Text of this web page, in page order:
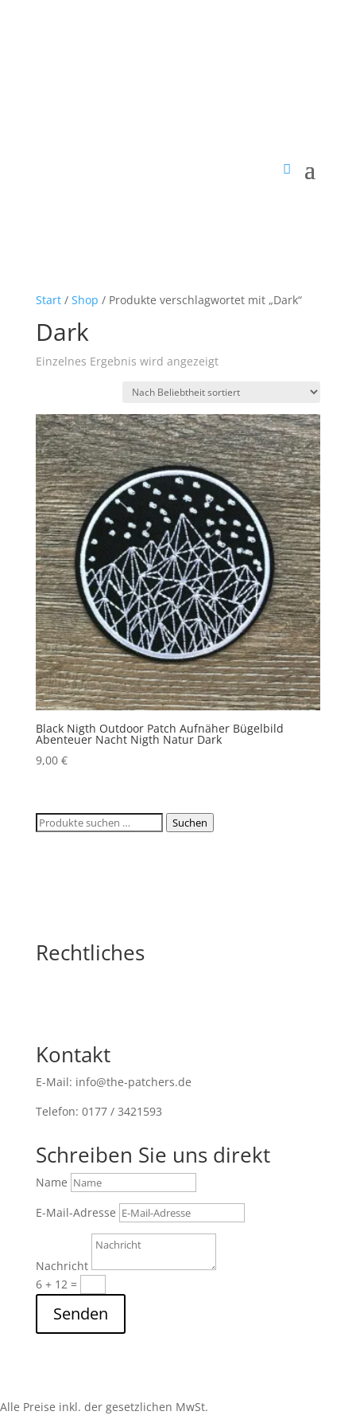
Start/ Shop / Produkte verschlagwortet mit „Dark“
Dark
Einzelnes Ergebnis wird angezeigt
Black Nigth Outdoor Patch Aufnäher Bügelbild
Abenteuer Nacht Nigth Natur Dark
9,00 €
Suchen
Suchen
Rechtliches
Kontakt
E-Mail: info@the-patchers.de
Telefon: 0177 / 3421593
Schreiben Sie uns direkt
Name
E-Mail-Adresse
Nachricht
6 + 12 =
Senden
Alle Preise inkl. der gesetzlichen MwSt.